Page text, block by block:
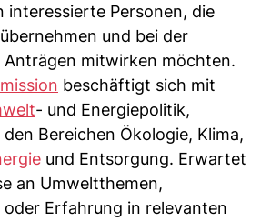
interessierte Personen, die
und bei der
Anträgen mitwirken möchten.
beschäftigt sich mit
- und Energiepolitik,
Bereichen Ökologie, Klima,
und Entsorgung. Erwartet
an Umweltthemen,
Erfahrung in relevanten